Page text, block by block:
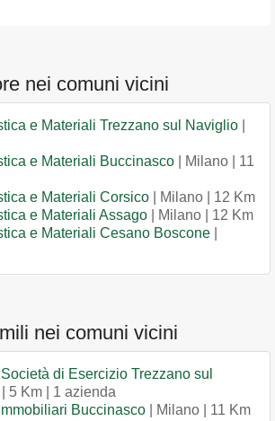
nei comuni vicini
e Materiali Trezzano sul Naviglio
e Materiali Buccinasco | Milano | 11
e Materiali Corsico | Milano | 12 Km
e Materiali Assago | Milano | 12 Km
e Materiali Cesano Boscone
nei comuni vicini
di Esercizio Trezzano sul
| 5 Km | 1 azienda
Buccinasco | Milano | 11 Km